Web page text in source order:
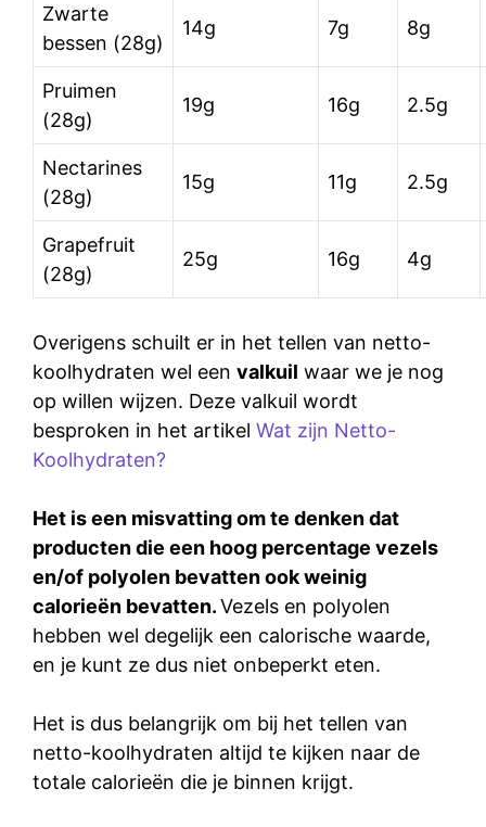
Zwarte
bessen (28g)
14g 7g 8g
Pruimen
(28g)
19g 16g 2.5g
Nectarines
(28g)
15g 11g 2.5g
Grapefruit
(28g)
25g 16g 4g
Overigens schuilt er in het tellen van netto-
koolhydraten wel een valkuil waar we je nog
op willen wijzen. Deze valkuil wordt
besproken in het artikel Wat zijn Netto-
Koolhydraten?
Het is een misvatting om te denken dat
producten die een hoog percentage vezels
en/of polyolen bevatten ook weinig
calorieën bevatten.Vezels en polyolen
hebben wel degelijk een calorische waarde,
en je kunt ze dus niet onbeperkt eten.
Het is dus belangrijk om bij het tellen van
netto-koolhydraten altijd te kijken naar de
totale calorieën die je binnen krijgt.